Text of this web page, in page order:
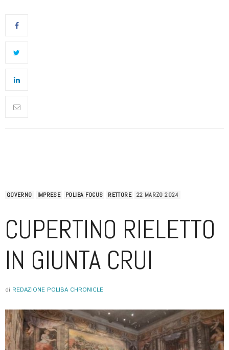
GOVERNO IMPRESE POLIBA FOCUS RETTORE 22 MARZO 2024
CUPERTINO RIELETTO
IN GIUNTA CRUI
di REDAZIONE POLIBA CHRONICLE